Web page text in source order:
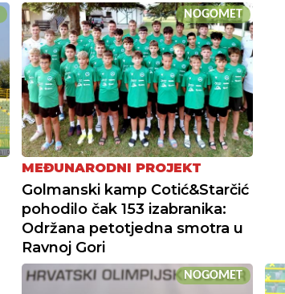
NOGOMET
MEĐUNARODNI PROJEKT
Golmanski kamp Cotić&Starčić
pohodilo čak 153 izabranika:
Održana petotjedna smotra u
Ravnoj Gori
NOGOMET